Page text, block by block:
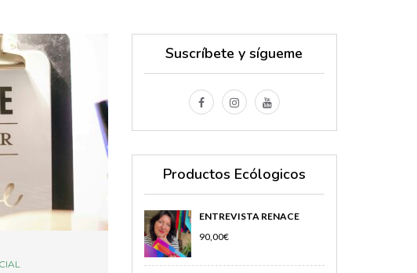
Suscríbete y sígueme
Productos Ecólogicos
ENTREVISTA RENACE
90,00€